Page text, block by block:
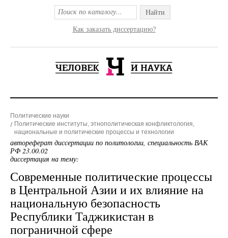
Найти
Как заказать диссертацию?
Политические науки
Политические институты, этнополитическая конфликтология,
национальные и политические процессы и технологии
автореферат диссертации по политологии, специальность ВАК
РФ 23.00.02
диссертация на тему:
Современные политические процессы
в Центральной Азии и их влияние на
национальную безопасность
Республики Таджикистан в
пограничной сфере